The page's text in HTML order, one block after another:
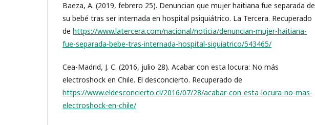
Baeza, A. (2019, febrero 25). Denuncian que mujer haitiana fue separada de
su bebé tras ser internada en hospital psiquiátrico. La Tercera. Recuperado
de https://www.latercera.com/nacional/noticia/denuncian-mujer-haitiana-
fue-separada-bebe-tras-internada-hospital-siquiatrico/543465/
Cea-Madrid, J. C. (2016, julio 28). Acabar con esta locura: No más
electroshock en Chile. El desconcierto. Recuperado de
https://www.eldesconcierto.cl/2016/07/28/acabar-con-esta-locura-no-mas-
electroshock-en-chile/